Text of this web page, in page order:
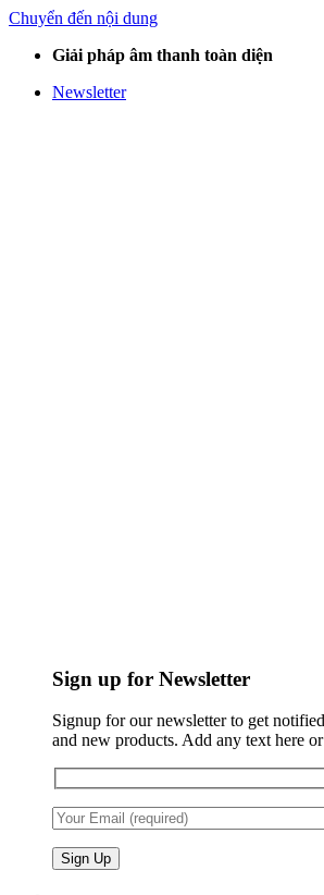
Chuyển đến nội dung
Giải pháp âm thanh toàn diện
Newsletter
Sign up for Newsletter
Signup for our newsletter to get
and new products. Add any text here